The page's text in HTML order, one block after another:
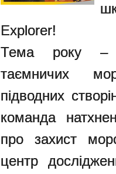
Explorer!
Тема року –
таємничих
підводних
команда
про захист
центр